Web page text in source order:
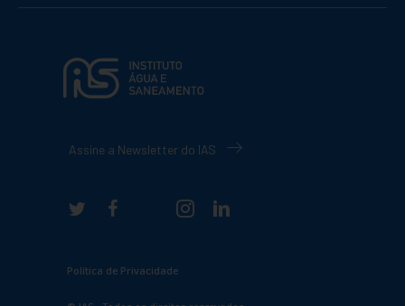
Assine a Newsletter do IAS
Política de Privacidade